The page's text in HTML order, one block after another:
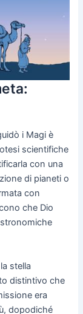
i Magi è
scientifiche
con una
di pianeti o
con
che Dio
stella
distintivo che
era
dopodiché